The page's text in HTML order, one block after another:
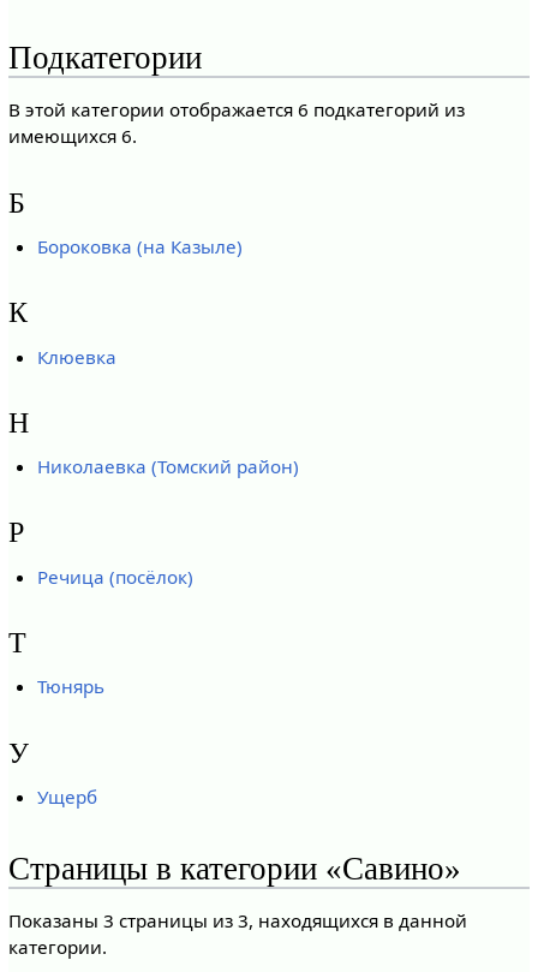
Подкатегории
В этой категории отображается 6 подкатегорий из
имеющихся 6.
Б
Бороковка (на Казыле)
К
Клюевка
Н
Николаевка (Томский район)
Р
Речица (посёлок)
Т
Тюнярь
У
Ущерб
Страницы в категории «Савино»
Показаны 3 страницы из 3, находящихся в данной
категории.